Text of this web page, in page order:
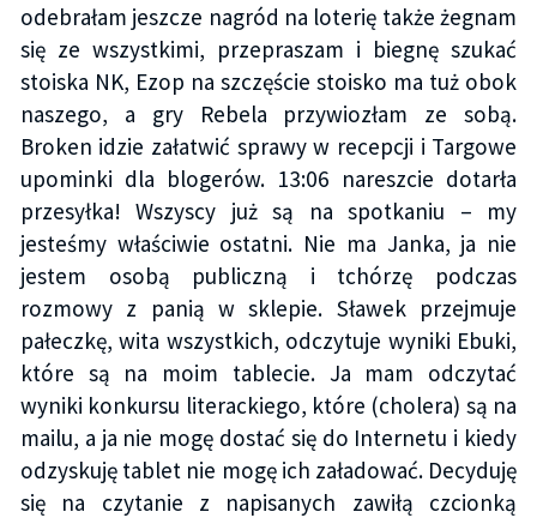
odebrałam jeszcze nagród na loterię także żegnam
się ze wszystkimi, przepraszam i biegnę szukać
stoiska NK, Ezop na szczęście stoisko ma tuż obok
naszego, a gry Rebela przywiozłam ze sobą.
Broken idzie załatwić sprawy w recepcji i Targowe
upominki dla blogerów. 13:06 nareszcie dotarła
przesyłka! Wszyscy już są na spotkaniu – my
jesteśmy właściwie ostatni. Nie ma Janka, ja nie
jestem osobą publiczną i tchórzę podczas
rozmowy z panią w sklepie. Sławek przejmuje
pałeczkę, wita wszystkich, odczytuje wyniki Ebuki,
które są na moim tablecie. Ja mam odczytać
wyniki konkursu literackiego, które (cholera) są na
mailu, a ja nie mogę dostać się do Internetu i kiedy
odzyskuję tablet nie mogę ich załadować. Decyduję
się na czytanie z napisanych zawiłą czcionką